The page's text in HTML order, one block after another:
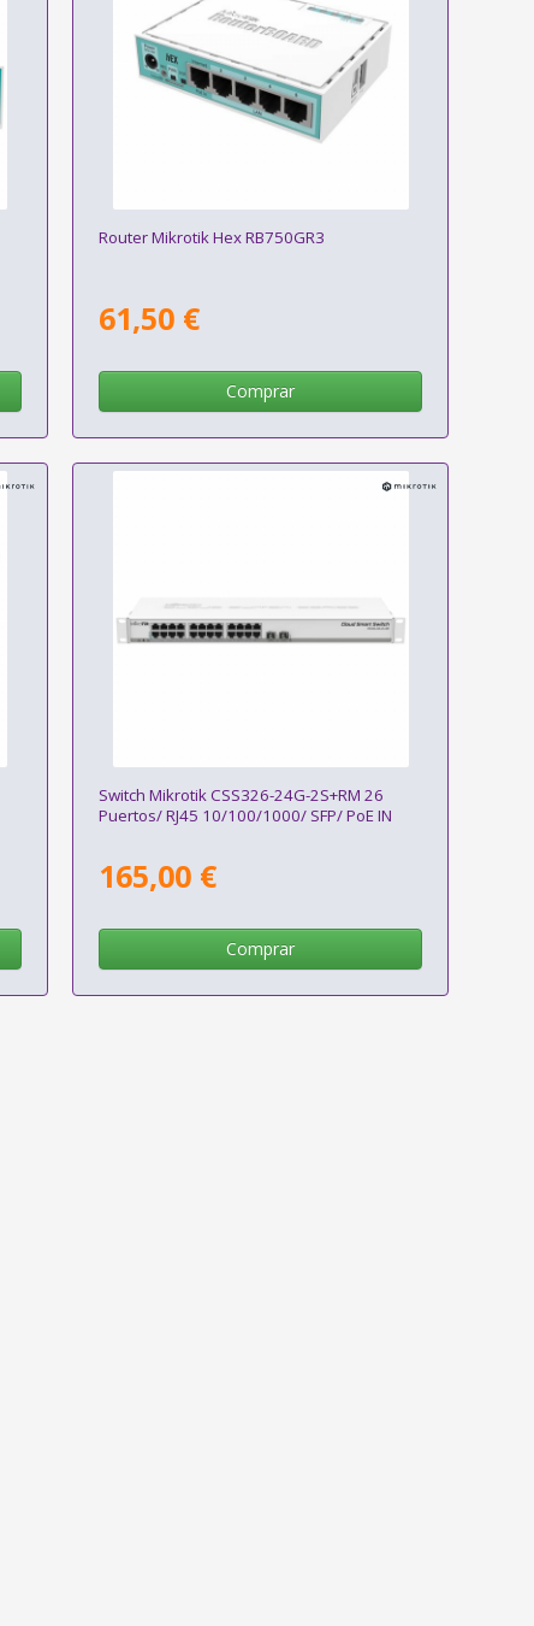
Router Mikrotik Hex RB750GR3
61,50 €
Comprar
Switch Mikrotik CSS326-24G-2S+RM 26
Puertos/ RJ45 10/100/1000/ SFP/ PoE IN
165,00 €
Comprar